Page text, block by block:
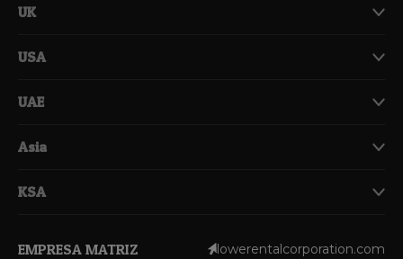
UK
USA
UAE
Asia
KSA
EMPRESA MATRIZ lowerentalcorporation.com